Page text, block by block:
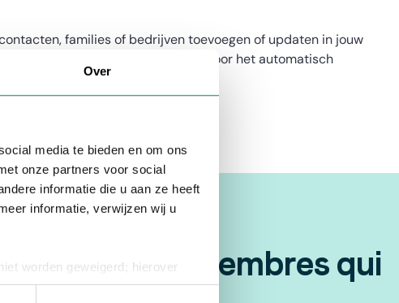
Over
media te bieden en om ons
onze partners voor social
informatie die u aan ze heeft
informatie, verwijzen wij u
worden geweigerd; hierover
op elk moment intrekken
families of bedrijven toevoegen of updaten in jouw
en zorgt deze fucntionaliteit voor het automatisch
de membres qui